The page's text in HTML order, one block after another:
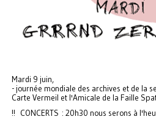
Mardi 9 juin,
- journée mondiale des archives et de la
Carte Vermeil et l'Amicale de la Faille
!! CONCERTS : 20h30 nous serons à